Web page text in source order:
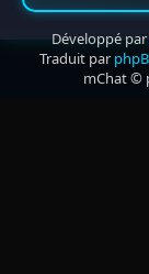
Développé par
Traduit par
mChat ©